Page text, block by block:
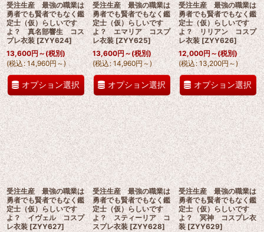
受注生産 最強の職業は
勇者でも賢者でもなく鑑
定士（仮）らしいです
よ？ 真名部響生 コス
プレ衣装 [ZYY624]
13,600円～(税別)
(税込: 14,960円～)
オプション選択
受注生産 最強の職業は
勇者でも賢者でもなく鑑
定士（仮）らしいです
よ？ エマリア コスプ
レ衣装 [ZYY625]
13,600円～(税別)
(税込: 14,960円～)
オプション選択
受注生産 最強の職業は
勇者でも賢者でもなく鑑
定士（仮）らしいです
よ？ リリアン コスプ
レ衣装 [ZYY626]
12,000円 ～(税別)
(税込: 13,200円～)
オプション選択
受注生産 最強の職業は
勇者でも賢者でもなく鑑
定士（仮）らしいです
よ？ イヴェル コスプ
レ衣装 [ZYY627]
受注生産 最強の職業は
勇者でも賢者でもなく鑑
定士（仮）らしいです
よ？ スティーリア コ
スプレ衣装 [ZYY628]
受注生産 最強の職業は
勇者でも賢者でもなく鑑
定士（仮）らしいです
よ？ 冥神 コスプレ衣
装 [ZYY629]